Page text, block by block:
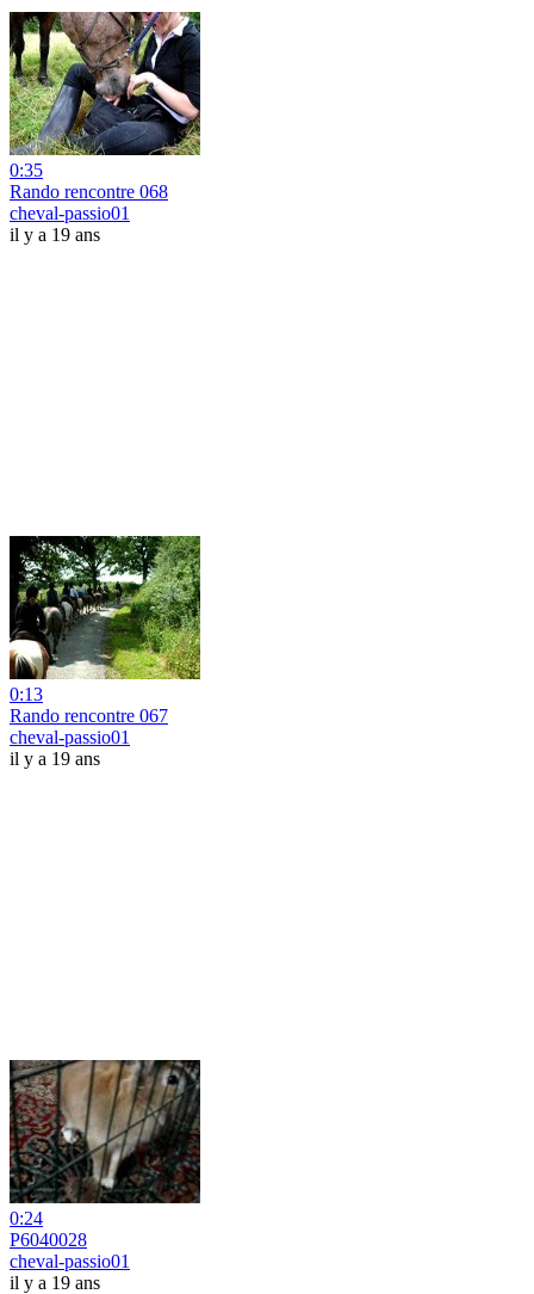
0:35
Rando rencontre 068
cheval-passio01
il y a 19 ans
0:13
Rando rencontre 067
cheval-passio01
il y a 19 ans
0:24
P6040028
cheval-passio01
il y a 19 ans